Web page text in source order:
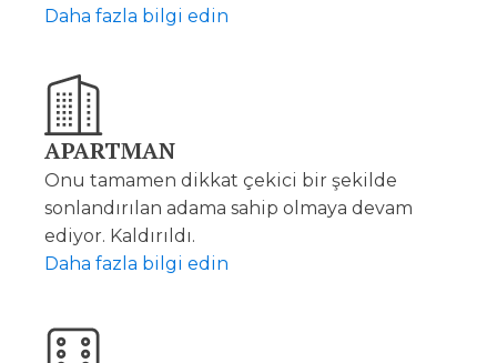
Daha fazla bilgi edin
APARTMAN
Onu tamamen dikkat çekici bir şekilde
sonlandırılan adama sahip olmaya devam
ediyor. Kaldırıldı.
Daha fazla bilgi edin